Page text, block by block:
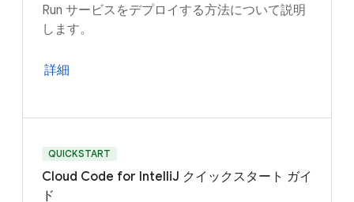
Run サービスをデプロイする方法について説明
します。
詳細
QUICKSTART
Cloud Code for IntelliJ クイックスタート ガイ
ド